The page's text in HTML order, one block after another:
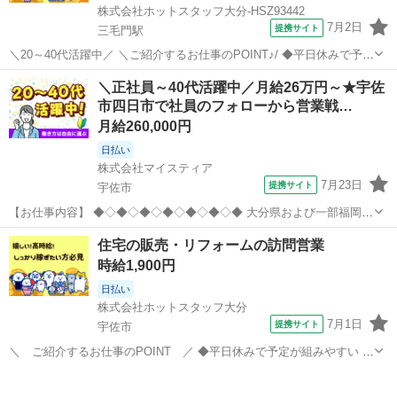
株式会社ホットスタッフ大分-HSZ93442
三毛門駅
提携サイト 7月2日
＼20～40代活躍中／ ＼ご紹介するお仕事のPOINT♪/ ◆平日休みで予定
が組みやすい ◆業種未経験でもOK ◆オフィスカジュアルな服装で働
ける ◆残業少なめで家庭時間を大切にできる ================ ...
大分 宇佐市 三毛門駅 営業
＼正社員～40代活躍中／月給26万円～★宇佐
市四日市で社員のフォローから営業戦…
月給260,000円
日払い
株式会社マイスティア
宇佐市
提携サイト 7月23日
【お仕事内容】 ◆◇◆◇◆◇◆◇◆◇◆◇◆ 大分県および一部福岡エ
リアを担当し、社員のサポートから営業戦略の実行まで幅広い業務を
おまかせします。 裁量を持って働けるポジションで、組織運営に深く
関わることができるやりがいのある...
大分 宇佐市 営業
住宅の販売・リフォームの訪問営業
時給1,900円
日払い
株式会社ホットスタッフ大分
宇佐市
提携サイト 7月1日
＼ ご紹介するお仕事のPOINT ／ ◆平日休みで予定が組みやすい ◆